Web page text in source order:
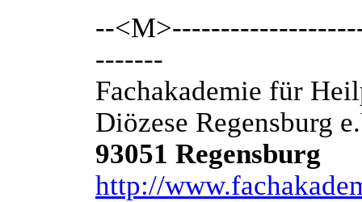
--
-------
Fachakademie für
Diözese Regensburg
93051 Regensburg
http://